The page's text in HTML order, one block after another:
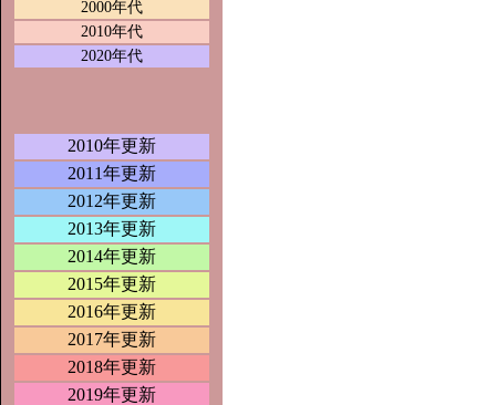
2000年代
2010年代
2020年代
2010年更新
2011年更新
2012年更新
2013年更新
2014年更新
2015年更新
2016年更新
2017年更新
2018年更新
2019年更新